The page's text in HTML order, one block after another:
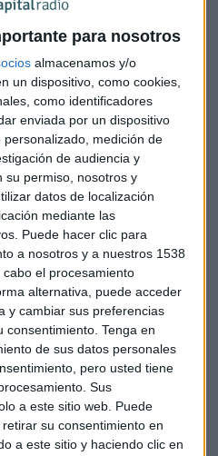
para nosotros
almacenamos y/o
un dispositivo, como cookies,
como identificadores
enviada por un dispositivo
medición de
de audiencia y
su permiso, nosotros y
datos de localización
mediante las
Puede hacer clic para
a nosotros y a nuestros 1538
el procesamiento
alternativa, puede acceder
y cambiar sus preferencias
consentimiento. Tenga en
de sus datos personales
pero usted tiene
Sus
a este sitio web. Puede
su consentimiento en
a este sitio y haciendo clic en
al medio se vierte
junto con la
ponen en riesgo las
agua subterránea.
de regadío (978.000
de riego no
40%-50% más de agua que
"Estmos usando el regadío para
¿Qué sentido tiene cultivar
barato comprarla? Usemos
Ramón Llamas, d
Agua de la Fundación Botín.
a los 9.700 millones de
11.200 millones. "Vamos a
pero crecerá en los países en